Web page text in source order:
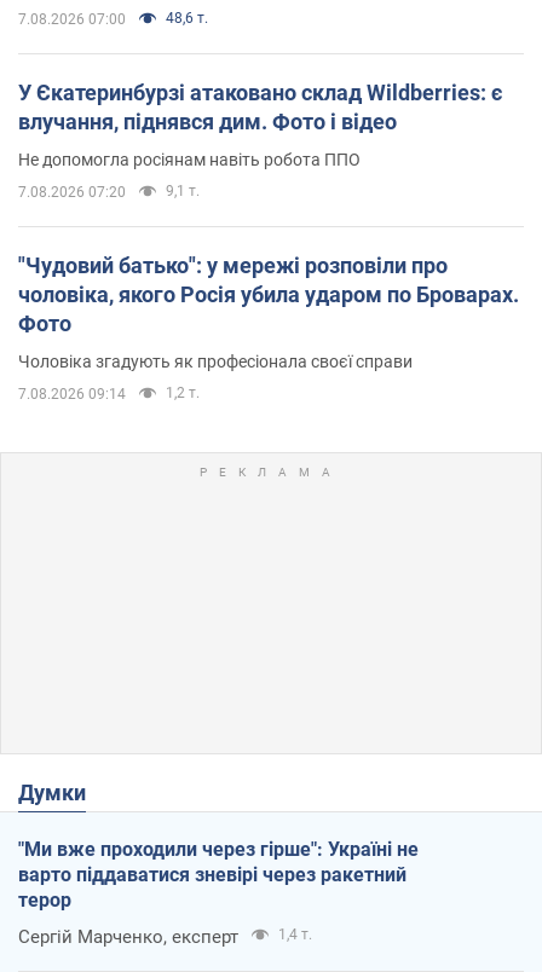
7.08.2026 07:00 48,6 т.
У Єкатеринбурзі атаковано склад Wildberries: є
влучання, піднявся дим. Фото і відео
Не допомогла росіянам навіть робота ППО
7.08.2026 07:20 9,1 т.
"Чудовий батько": у мережі розповіли про
чоловіка, якого Росія убила ударом по Броварах.
Фото
Чоловіка згадують як професіонала своєї справи
7.08.2026 09:14 1,2 т.
Думки
"Ми вже проходили через гірше": Україні не
варто піддаватися зневірі через ракетний
терор
Сергій Марченко, експерт 1,4 т.